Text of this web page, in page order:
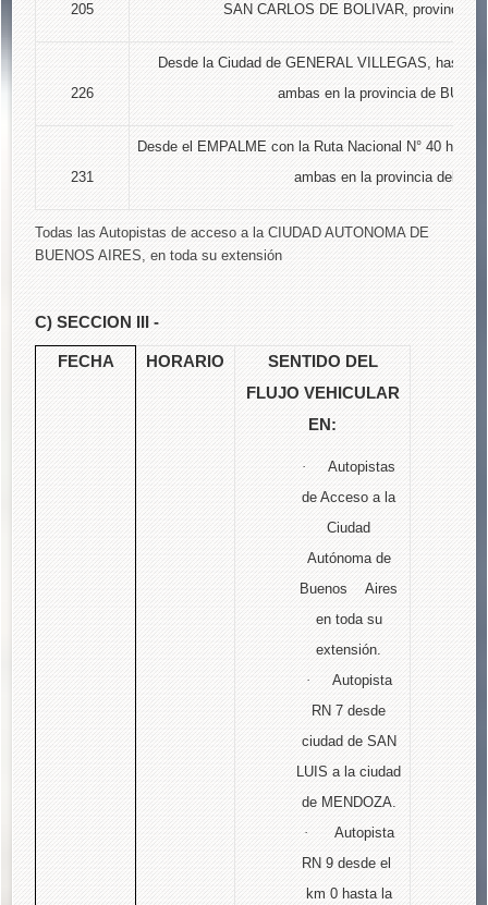
205
SAN CARLOS DE BOLIVAR, provincia
226
Desde la Ciudad de GENERAL VILLEGAS, hasta
ambas en la provincia de
231
Desde el EMPALME con la Ruta Nacional N° 40
ambas en la provincia del
Todas las Autopistas de acceso a la CIUDAD AUTONOMA DE
BUENOS AIRES, en toda su extensión
C) SECCION III -
FECHA HORARIO
SENTIDO DEL
FLUJO VEHICULAR
EN:
·
Autopistas
de Acceso a la
Ciudad
Autónoma de
Buenos Aires
en toda su
extensión.
·
Autopista
RN 7 desde
ciudad de SAN
LUIS a la ciudad
de MENDOZA.
·
Autopista
RN 9 desde el
km 0 hasta la